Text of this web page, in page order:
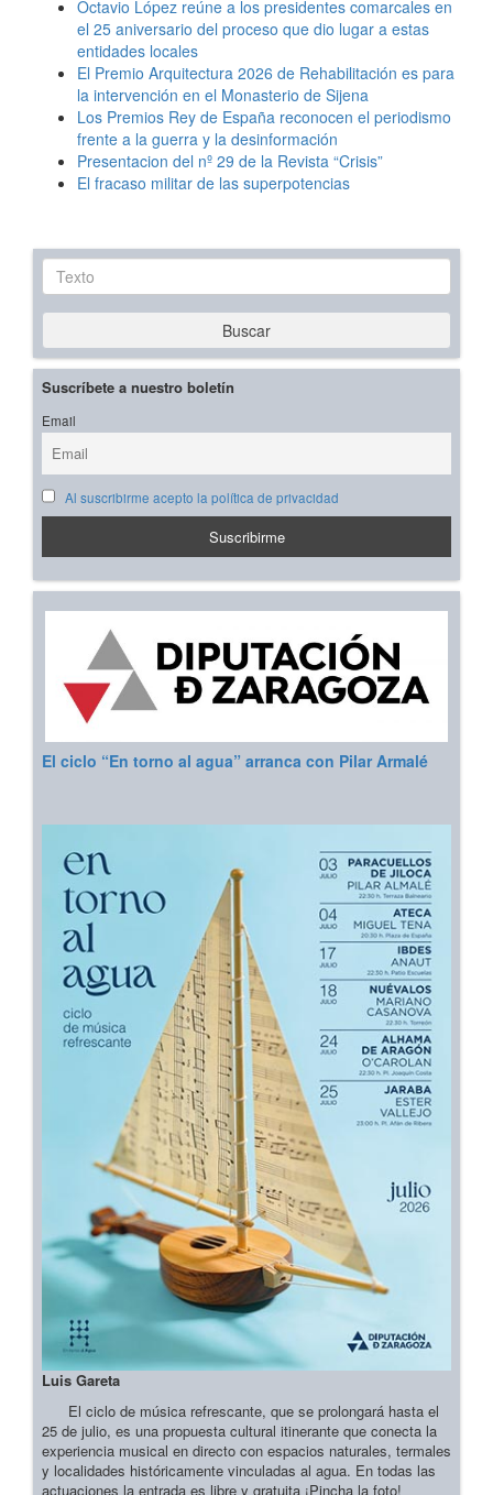
Octavio López reúne a los presidentes comarcales en
el 25 aniversario del proceso que dio lugar a estas
entidades locales
El Premio Arquitectura 2026 de Rehabilitación es para
la intervención en el Monasterio de Sijena
Los Premios Rey de España reconocen el periodismo
frente a la guerra y la desinformación
Presentacion del nº 29 de la Revista “Crisis”
El fracaso militar de las superpotencias
Texto
Buscar
Suscríbete a nuestro boletín
Email
Al suscribirme acepto la política de privacidad
El ciclo “En torno al agua” arranca con Pilar Armalé
Luis Gareta
El ciclo de música refrescante, que se prolongará hasta el
25 de julio, es una propuesta cultural itinerante que conecta la
experiencia musical en directo con espacios naturales, termales
y localidades históricamente vinculadas al agua. En todas las
actuaciones la entrada es libre y gratuita ¡Pincha la foto!